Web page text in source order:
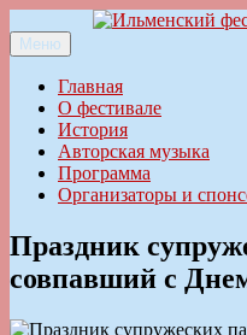
к
содержимому
Ильменский фестиваль
Меню
Главная
О фестивале
История
Авторская музыка
Программа
Организаторы и
Праздник
совпавший с